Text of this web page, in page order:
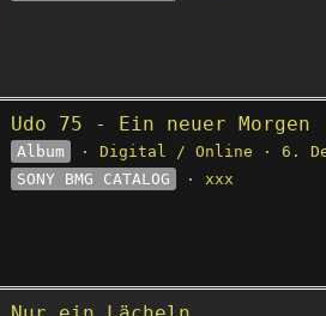
Udo 75 - Ein neuer Morgen
Album
· Digital / Online · 6.
SONY BMG CATALOG
· xxx